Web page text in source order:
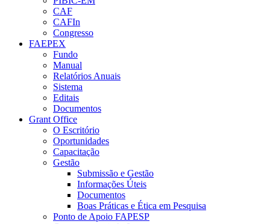
CAF
CAFIn
Congresso
FAEPEX
Fundo
Manual
Relatórios Anuais
Sistema
Editais
Documentos
Grant Office
O Escritório
Oportunidades
Capacitação
Gestão
Submissão e Gestão
Informações Úteis
Documentos
Boas Práticas e Ética em Pesquisa
Ponto de Apoio FAPESP